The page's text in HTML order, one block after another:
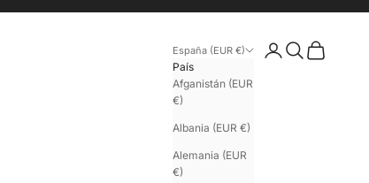
España (EUR €)
País
Afganistán (EUR
€)
Albania (EUR €)
Alemania (EUR
€)
Iniciar sesión
BuscarCesta